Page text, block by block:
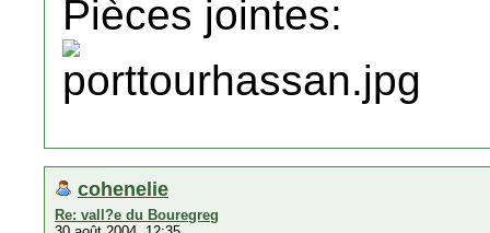
Pièces jointes:
cohenelie
Re: vall?e du Bouregreg